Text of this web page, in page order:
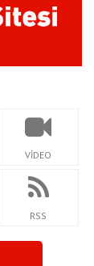
VİDEO
RSS